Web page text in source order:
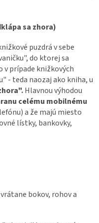
sa zhora)
puzdrá v sebe
do ktorej sa
prípade knižkových
- teda naozaj ako kniha, u
Hlavnou výhodou
celému mobilnému
a že majú miesto
lístky, bankovky,
bokov, rohov a